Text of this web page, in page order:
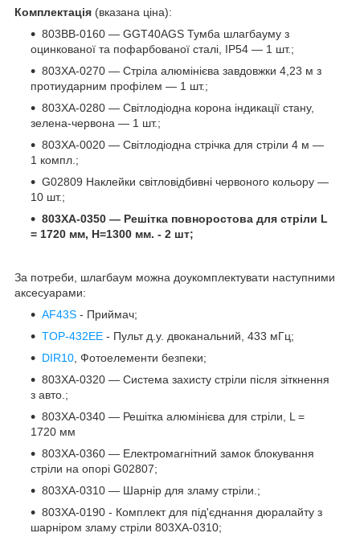
Комплектація (вказана ціна):
803BB-0160 — GGT40AGS Тумба шлагбауму з
оцинкованої та пофарбованої сталі, IP54 — 1 шт.;
803XA-0270 — Стріла алюмінієва завдовжки 4,23 м з
протиударним профілем — 1 шт.;
803XA-0280 — Світлодіодна корона індикації стану,
зелена-червона — 1 шт.;
803XA-0020 — Світлодіодна стрічка для стріли 4 м —
1 компл.;
G02809 Наклейки світловідбивні червоного кольору —
10 шт.;
803XA-0350 — Решітка повноростова для стріли L
= 1720 мм, Н=1300 мм. - 2 шт;
За потреби, шлагбаум можна доукомплектувати наступними
аксесуарами:
AF43S - Приймач;
TOP-432EE - Пульт д.у. двоканальний, 433 мГц;
DIR10, Фотоелементи безпеки;
803XA-0320 — Система захисту стріли після зіткнення
з авто.;
803XA-0340 — Решітка алюмінієва для стріли, L =
1720 мм
803XA-0360 — Електромагнітний замок блокування
стріли на опорі G02807;
803XA-0310 — Шарнір для зламу стріли.;
803XA-0190 - Комплект для під'єднання дюралайту з
шарніром зламу стріли 803XA-0310;